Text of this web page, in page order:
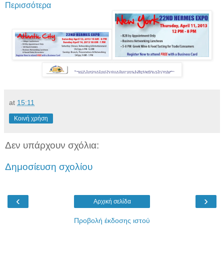
Περισσότερα
at 15:11
Κοινή χρήση
Δεν υπάρχουν σχόλια:
Δημοσίευση σχολίου
‹ ›
Αρχική σελίδα
Προβολή έκδοσης ιστού